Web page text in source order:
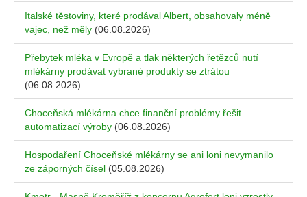
Italské těstoviny, které prodával Albert, obsahovaly méně
vajec, než měly (06.08.2026)
Přebytek mléka v Evropě a tlak některých řetězců nutí
mlékárny prodávat vybrané produkty se ztrátou
(06.08.2026)
Choceňská mlékárna chce finanční problémy řešit
automatizací výroby (06.08.2026)
Hospodaření Choceňské mlékárny se ani loni nevymanilo
ze záporných čísel (05.08.2026)